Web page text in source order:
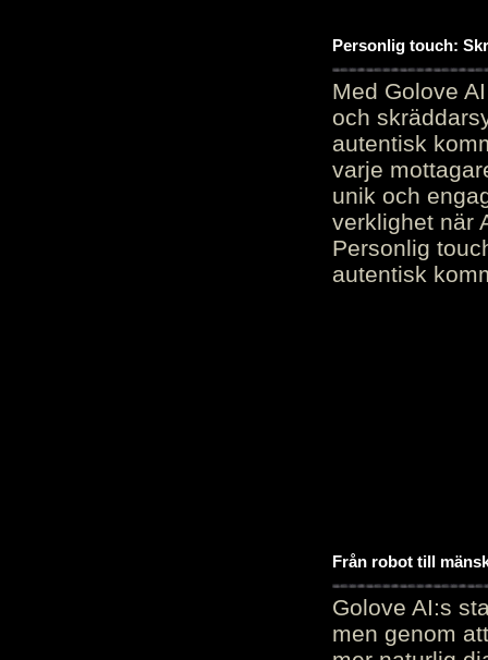
Personlig touch:
Med Golove
och
autentisk
varje
unik och
verklighet när
Personlig
autentisk
Från robot till
Golove AI:s
men genom